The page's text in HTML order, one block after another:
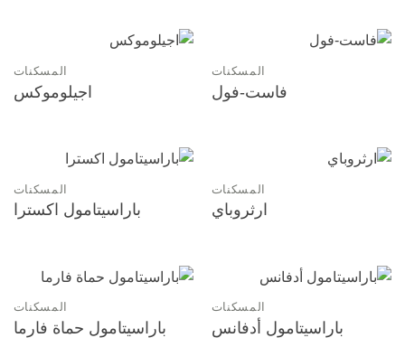
المسكنات
فاست-فول
المسكنات
اجيلوموكس
المسكنات
ارثروباي
المسكنات
باراسيتامول اكسترا
المسكنات
باراسيتامول أدفانس
المسكنات
باراسيتامول حماة فارما